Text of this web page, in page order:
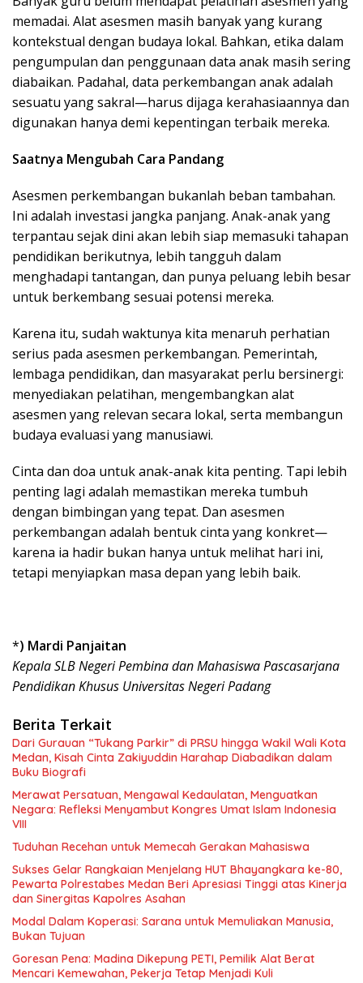
memadai. Alat asesmen masih banyak yang kurang
kontekstual dengan budaya lokal. Bahkan, etika dalam
pengumpulan dan penggunaan data anak masih sering
diabaikan. Padahal, data perkembangan anak adalah
sesuatu yang sakral—harus dijaga kerahasiaannya dan
digunakan hanya demi kepentingan terbaik mereka.
Saatnya Mengubah Cara Pandang
Asesmen perkembangan bukanlah beban tambahan.
Ini adalah investasi jangka panjang. Anak-anak yang
terpantau sejak dini akan lebih siap memasuki tahapan
pendidikan berikutnya, lebih tangguh dalam
menghadapi tantangan, dan punya peluang lebih besar
untuk berkembang sesuai potensi mereka.
Karena itu, sudah waktunya kita menaruh perhatian
serius pada asesmen perkembangan. Pemerintah,
lembaga pendidikan, dan masyarakat perlu bersinergi:
menyediakan pelatihan, mengembangkan alat
asesmen yang relevan secara lokal, serta membangun
budaya evaluasi yang manusiawi.
Cinta dan doa untuk anak-anak kita penting. Tapi lebih
penting lagi adalah memastikan mereka tumbuh
dengan bimbingan yang tepat. Dan asesmen
perkembangan adalah bentuk cinta yang konkret—
karena ia hadir bukan hanya untuk melihat hari ini,
tetapi menyiapkan masa depan yang lebih baik.
*) Mardi Panjaitan
Kepala SLB Negeri Pembina dan Mahasiswa Pascasarjana
Pendidikan Khusus Universitas Negeri Padang
Berita Terkait
Dari Gurauan “Tukang Parkir” di PRSU hingga Wakil Wali Kota
Medan, Kisah Cinta Zakiyuddin Harahap Diabadikan dalam
Buku Biografi
Merawat Persatuan, Mengawal Kedaulatan, Menguatkan
Negara: Refleksi Menyambut Kongres Umat Islam Indonesia
VIII
Tuduhan Recehan untuk Memecah Gerakan Mahasiswa
Sukses Gelar Rangkaian Menjelang HUT Bhayangkara ke-80,
Pewarta Polrestabes Medan Beri Apresiasi Tinggi atas Kinerja
dan Sinergitas Kapolres Asahan
Modal Dalam Koperasi: Sarana untuk Memuliakan Manusia,
Bukan Tujuan
Goresan Pena: Madina Dikepung PETI, Pemilik Alat Berat
Mencari Kemewahan, Pekerja Tetap Menjadi Kuli